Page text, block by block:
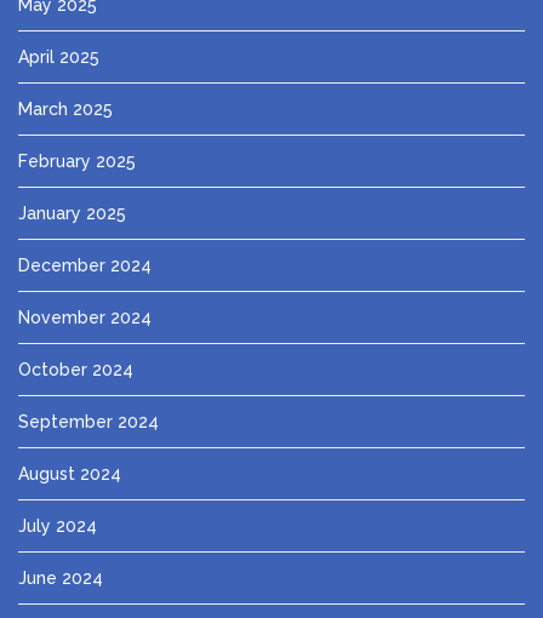
May 2025
April 2025
March 2025
February 2025
January 2025
December 2024
November 2024
October 2024
September 2024
August 2024
July 2024
June 2024